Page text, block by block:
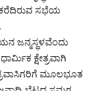
ಕರೆದಿರುವ ಸಭೆಯ
ಜನ್ಮಸ್ಥಳವೆಂದು
ಕ್ಷೇತ್ರವಾಗಿ
ಮೂಲಭೂತ